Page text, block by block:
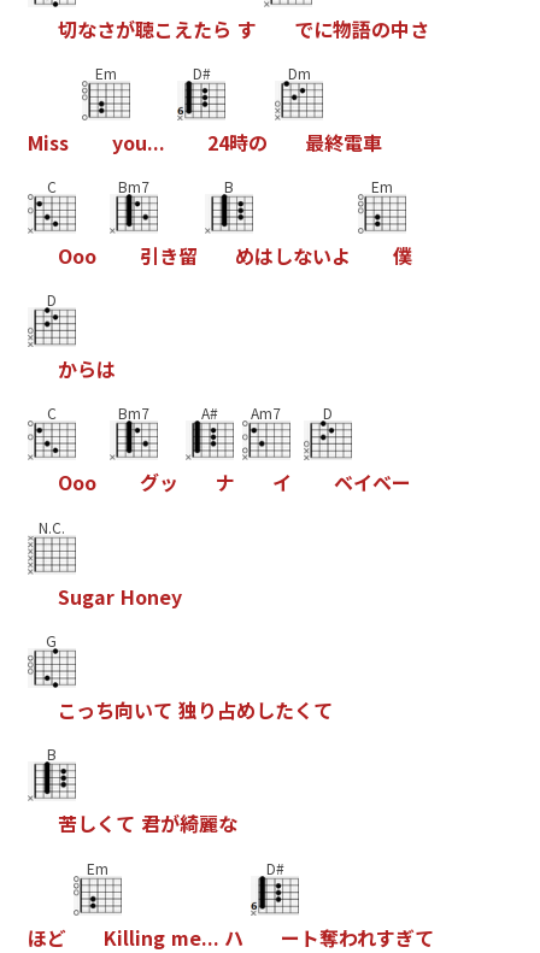
切なさが聴こ えたら す でに物語の中さ
Miss
Em
you...
D#
24時の
Dm
最終電車
C
Ooo
Bm7
引き留
B
めはしないよ
Em
僕
D
からは
C
Ooo
Bm7
グッ
A#
ナ
Am7
イ
D
ベイベー
N.C.
Sugar Honey
G
こっち向いて 独り 占めしたく て
B
苦しく て 君が綺麗な
ほど
Em
Killing me... ハ
D#
ー ト奪われすぎて